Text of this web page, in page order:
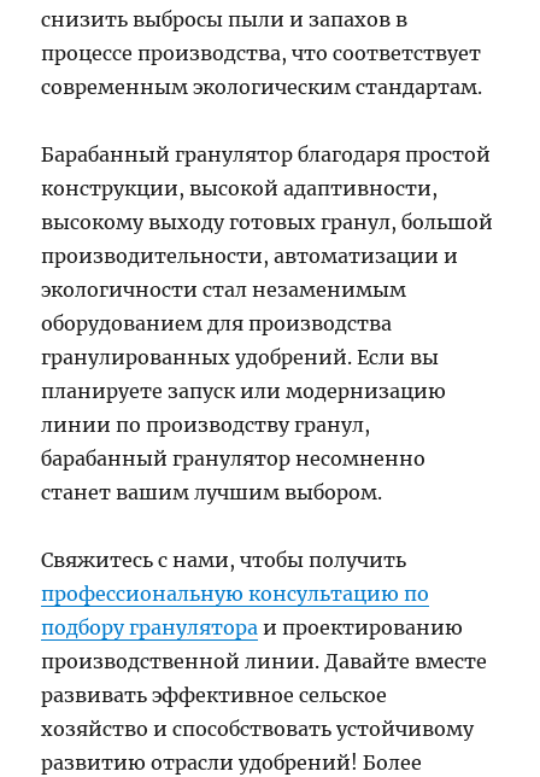
снизить выбросы пыли и запахов в
процессе производства, что соответствует
современным экологическим стандартам.
Барабанный гранулятор благодаря простой
конструкции, высокой адаптивности,
высокому выходу готовых гранул, большой
производительности, автоматизации и
экологичности стал незаменимым
оборудованием для производства
гранулированных удобрений. Если вы
планируете запуск или модернизацию
линии по производству гранул,
барабанный гранулятор несомненно
станет вашим лучшим выбором.
Свяжитесь с нами, чтобы получить
профессиональную консультацию по
подбору гранулятора и проектированию
производственной линии. Давайте вместе
развивать эффективное сельское
хозяйство и способствовать устойчивому
развитию отрасли удобрений! Более